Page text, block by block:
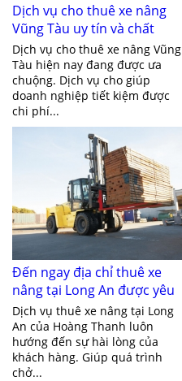
Dịch vụ cho thuê xe nâng
Vũng Tàu uy tín và chất
lượng
Dịch vụ cho thuê xe nâng Vũng
Tàu hiện nay đang được ưa
chuộng. Dịch vụ cho giúp
doanh nghiệp tiết kiệm được
chi phí...
Đến ngay địa chỉ thuê xe
nâng tại Long An được yêu
thích nhất hiện nay
Dịch vụ thuê xe nâng tại Long
An của Hoàng Thanh luôn
hướng đến sự hài lòng của
khách hàng. Giúp quá trình
chở...